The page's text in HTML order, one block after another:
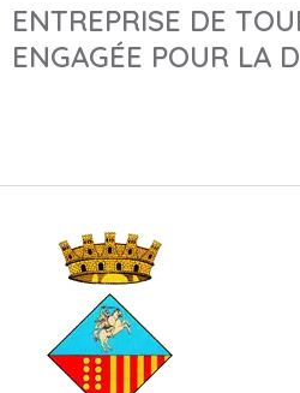
ENTREPRISE DE
ENGAGÉE POUR LA